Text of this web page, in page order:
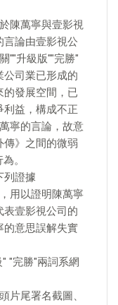
陳萬寧與壹影視
言論由壹影視公
""升級版""完勝"
公司業已形成的
的發展空間，已
利益，構成不正
寧的言論，故意
傳》之間的微弱
。
列證據
用以證明陳萬寧
表壹影視公司的
的意思誤解失實
"完勝"兩詞系網
片尾署名截圖、